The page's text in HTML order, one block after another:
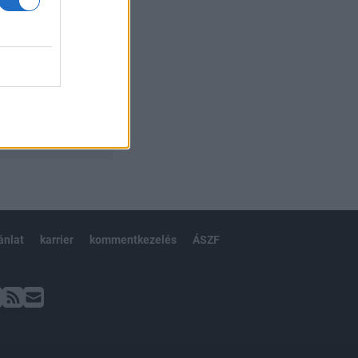
karrier kommentkezelés ÁSZF